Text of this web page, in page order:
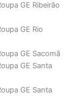
GE Ribeirão
GE Rio
GE Sacomã
GE Santa
GE Santa